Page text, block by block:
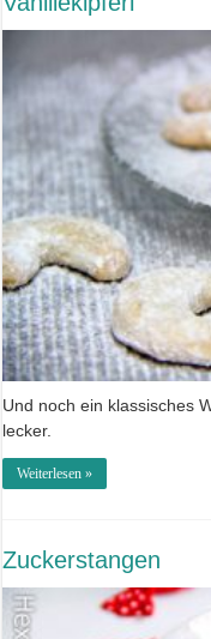
Und noch ein klassisches
lecker.
Weiterlesen »
Zuckerstangen